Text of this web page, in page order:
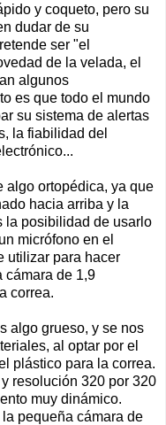
y coqueto, pero su
dudar de su
ser "el
de la velada, el
algunos
es que todo el mundo
su sistema de alertas
la fiabilidad del
algo ortopédica, ya que
hacia arriba y la
la posibilidad de usarlo
micrófono en el
utilizar para hacer
cámara de 1,9
correa.
algo grueso, y se nos
al optar por el
plástico para la correa.
resolución 320 por 320
muy dinámico.
pequeña cámara de